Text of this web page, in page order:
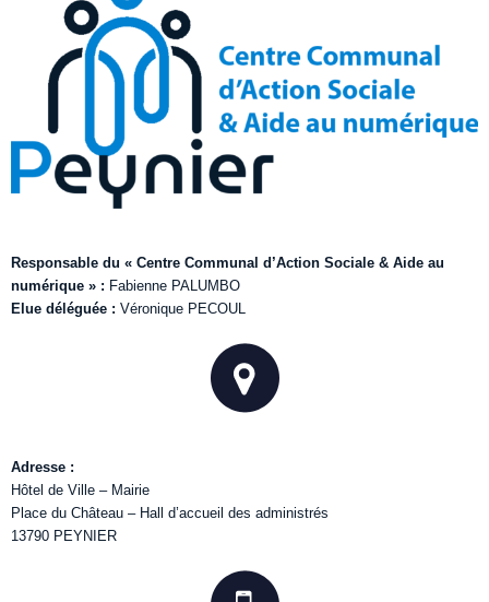
Responsable du « Centre Communal d’Action Sociale & Aide au
numérique » : Fabienne PALUMBO
Elue déléguée : Véronique PECOUL
Adresse :
Hôtel de Ville – Mairie
Place du Château – Hall d’accueil des administrés
13790 PEYNIER